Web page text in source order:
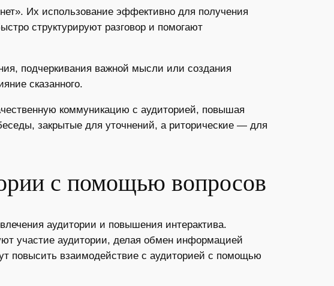
Их использование эффективно для получения
структурируют разговор и помогают
подчеркивания важной мысли или создания
сказанного.
коммуникацию с аудиторией, повышая
закрытые для уточнений, а риторические — для
с помощью вопросов
аудитории и повышения интерактива.
участие аудитории, делая обмен информацией
повысить взаимодействие с аудиторией с помощью